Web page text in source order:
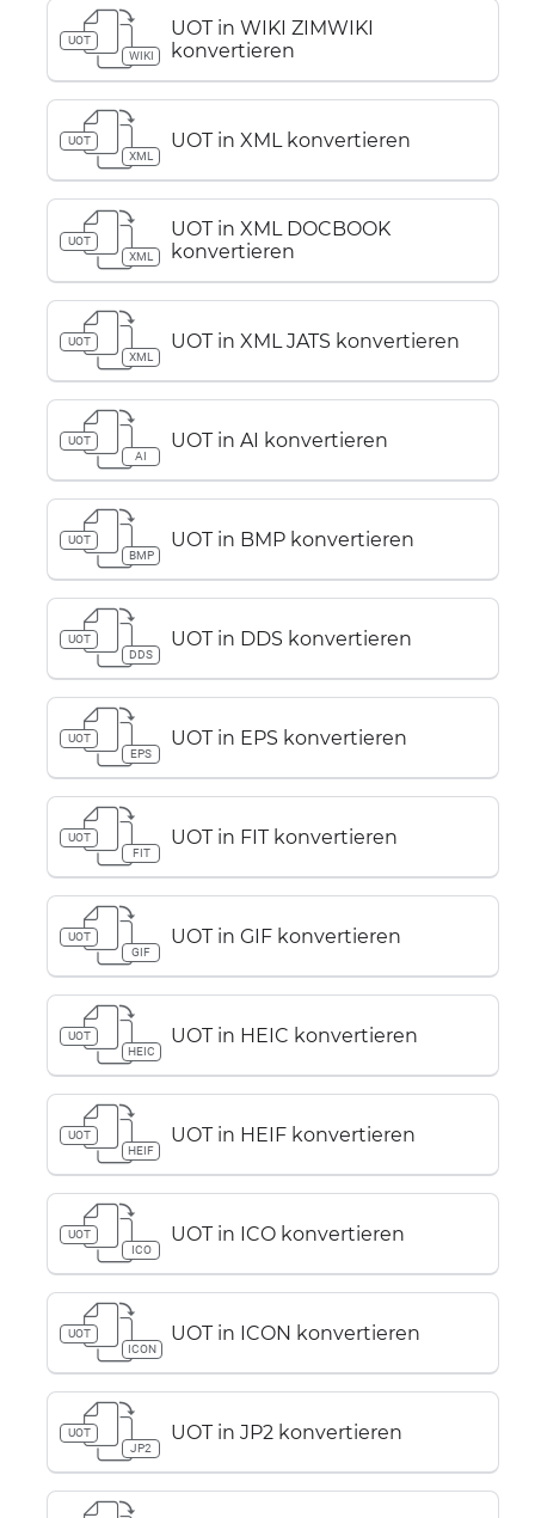
UOT
WIKI
UOT in WIKI ZIMWIKI
konvertieren
UOT
XML
UOT in XML konvertieren
UOT
XML
UOT in XML DOCBOOK
konvertieren
UOT
XML
UOT in XML JATS konvertieren
UOT
AI
UOT in AI konvertieren
UOT
BMP
UOT in BMP konvertieren
UOT
DDS
UOT in DDS konvertieren
UOT
EPS
UOT in EPS konvertieren
UOT
FIT
UOT in FIT konvertieren
UOT
GIF
UOT in GIF konvertieren
UOT
HEIC
UOT in HEIC konvertieren
UOT
HEIF
UOT in HEIF konvertieren
UOT
ICO
UOT in ICO konvertieren
UOT
ICON
UOT in ICON konvertieren
UOT
JP2
UOT in JP2 konvertieren